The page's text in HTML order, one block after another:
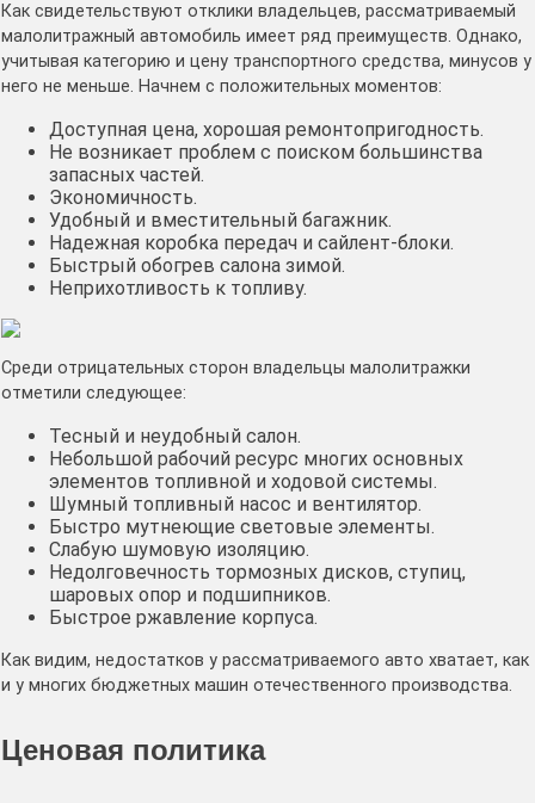
Как свидетельствуют отклики владельцев, рассматриваемый
малолитражный автомобиль имеет ряд преимуществ. Однако,
учитывая категорию и цену транспортного средства, минусов у
него не меньше. Начнем с положительных моментов:
Доступная цена, хорошая ремонтопригодность.
Не возникает проблем с поиском большинства
запасных частей.
Экономичность.
Удобный и вместительный багажник.
Надежная коробка передач и сайлент-блоки.
Быстрый обогрев салона зимой.
Неприхотливость к топливу.
Среди отрицательных сторон владельцы малолитражки
отметили следующее:
Тесный и неудобный салон.
Небольшой рабочий ресурс многих основных
элементов топливной и ходовой системы.
Шумный топливный насос и вентилятор.
Быстро мутнеющие световые элементы.
Слабую шумовую изоляцию.
Недолговечность тормозных дисков, ступиц,
шаровых опор и подшипников.
Быстрое ржавление корпуса.
Как видим, недостатков у рассматриваемого авто хватает, как
и у многих бюджетных машин отечественного производства.
Ценовая политика